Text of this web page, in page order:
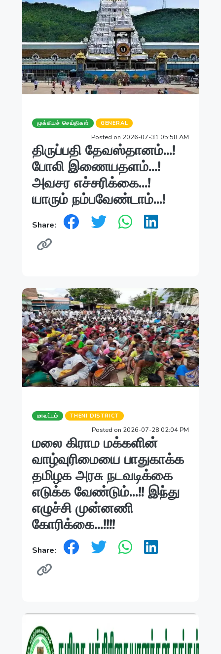
முக்கியச் செய்திகள் GENERAL
Posted on 2026-07-31 05:58 AM
திருப்பதி தேவஸ்தானம்...!
போலி இணையதளம்...!
அவசர எச்சரிக்கை...!
யாரும் நம்பவேண்டாம்...!
Share:
மாவட்டம் THENI DISTRICT
Posted on 2026-07-28 02:04 PM
மலை கிராம மக்களின்
வாழ்வுரிமையை பாதுகாக்க
தமிழக அரசு நடவடிக்கை
எடுக்க வேண்டும்...!! இந்து
எழுச்சி முன்னணி
கோரிக்கை...!!!!
Share: